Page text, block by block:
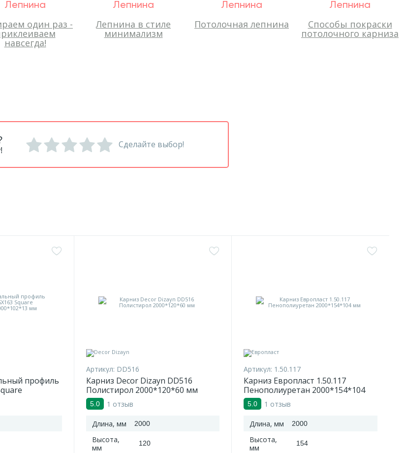
Лепнина
один раз -
навсегда!
Лепнина
Лепнина в стиле
минимализм
Лепнина
Потолочная лепнина
Лепнина
Способы покраски
потолочного карниза
Сделайте выбор!
профиль
мм
Артикул: DD516
Карниз Decor Dizayn DD516
Полистирол 2000*120*60 мм
5.0 1 отзыв
Длина, мм 2000
Высота,
мм
120
Артикул: 1.50.117
Карниз Европласт 1.50.117
Пенополиуретан 2000*154*104
мм
5.0 1 отзыв
Длина, мм 2000
Высота,
мм
154